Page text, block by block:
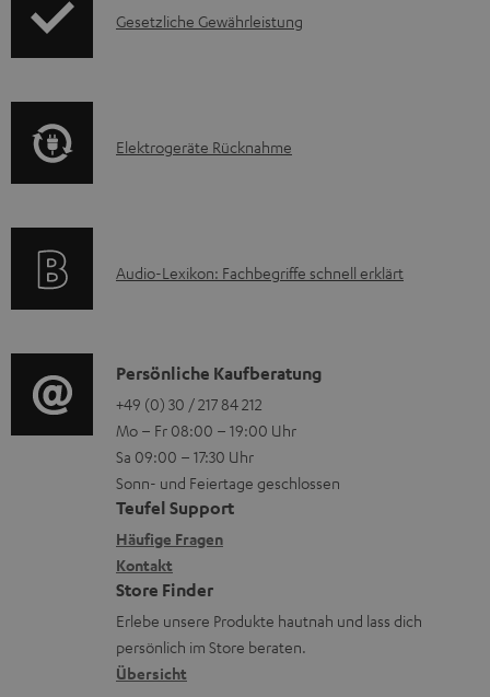
t
a
u
A
I
r
i
e
n
z
u
r
G
a
r
a
n
Gesetzliche Gewährleistung
E
t
g
e
r
ä
t
e
R
ü
c
k
Elektrogeräte Rücknahme
A
i
o
-
L
e
x
i
k
o
n
Audio-Lexikon: Fachbegriffe schnell erklärt
K
o
n
t
a
k
t
d
a
t
Persönliche Kaufberatung
+49 (0) 30 / 217 84 212
Mo – Fr 08:00 – 19:00 Uhr
Sa 09:00 – 17:30 Uhr
Sonn- und Feiertage geschlossen
Teufel Support
Häufige Fragen
Kontakt
Store Finder
Erlebe unsere Produkte hautnah und lass dich
persönlich im Store beraten.
Übersicht